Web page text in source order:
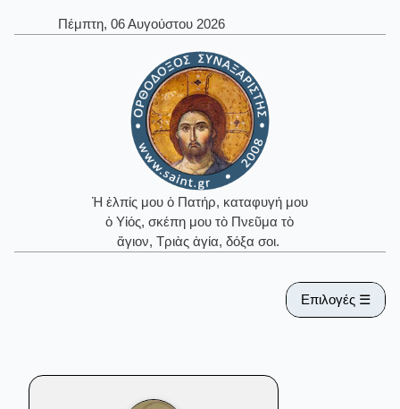
Πέμπτη, 06 Αυγούστου 2026
Ἡ ἐλπίς μου ὁ Πατήρ, καταφυγή μου
ὁ Υἱός, σκέπη μου τὸ Πνεῦμα τὸ
ἅγιον, Τριὰς ἁγία, δόξα σοι.
Επιλογές ☰